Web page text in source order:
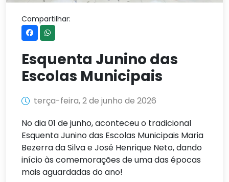
Compartilhar:
Esquenta Junino das
Escolas Municipais
terça-feira, 2 de junho de 2026
No dia 01 de junho, aconteceu o tradicional
Esquenta Junino das Escolas Municipais Maria
Bezerra da Silva e José Henrique Neto, dando
início às comemorações de uma das épocas
mais aguardadas do ano!